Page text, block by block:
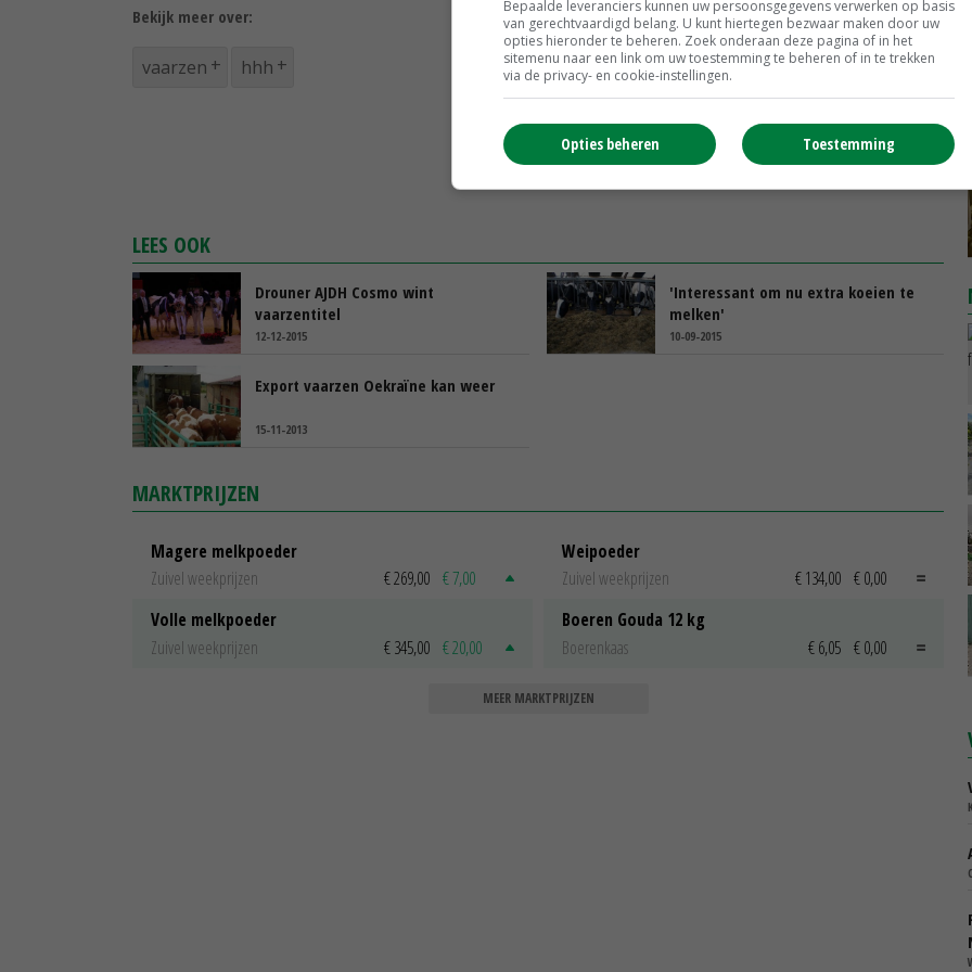
Bekijk meer over:
vaarzen hhh
LEES OOK
Drouner AJDH Cosmo wint
vaarzentitel
12-12-2015
'Interessant om nu extra koeien te
melken'
10-09-2015
Export vaarzen Oekraïne kan weer
15-11-2013
MARKTPRIJZEN
Magere melkpoeder
Zuivel weekprijzen
€ 269,00 € 7,00
Volle melkpoeder
Zuivel weekprijzen
€ 345,00 € 20,00
Weipoeder
Zuivel weekprijzen
€ 134,00 € 0,00
Boeren Gouda 12 kg
Boerenkaas
€ 6,05 € 0,00
MEER MARKTPRIJZEN
Bepaalde leveranciers kunnen uw persoonsgegevens verwerken op basis
van gerechtvaardigd belang. U kunt hiertegen bezwaar maken door uw
opties hieronder te beheren. Zoek onderaan deze pagina of in het
sitemenu naar een link om uw toestemming te beheren of in te trekken
via de privacy- en cookie-instellingen.
Toestemming
Opties beheren